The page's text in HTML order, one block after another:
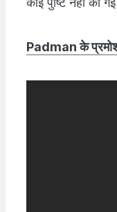
Padman के